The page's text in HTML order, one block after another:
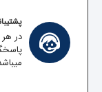
پشتیبانی 24
در هر